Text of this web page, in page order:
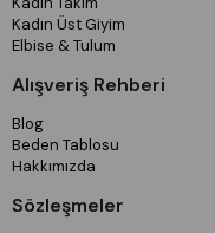
Kadın Üst Giyim
Elbise & Tulum
Alışveriş Rehberi
Blog
Beden Tablosu
Hakkımızda
Sözleşmeler